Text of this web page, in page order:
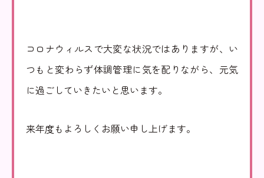
コロナウィルスで大変な状況ではありますが、い
つもと変わらず体調管理に気を配りながら、元気
に過ごしていきたいと思います。
来年度もよろしくお願い申し上げます。